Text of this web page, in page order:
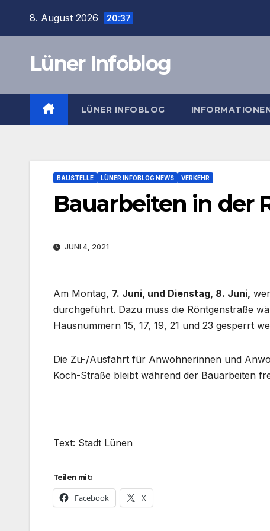
8. August 2026 20:37
Lüner Infoblog
LÜNER INFOBLOG
BAUSTELLE LÜNER INFOBLOG NEWS VERKEHR
Bauarbeiten in der
JUNI 4, 2021
Am Montag, 7. Juni, und Dienstag, 8. Juni,
durchgeführt. Dazu muss die Röntgenstraße
Hausnummern 15, 17, 19, 21 und 23 gesperrt
Die Zu-/Ausfahrt für Anwohnerinnen und
Koch-Straße bleibt während der Bauarbeiten
Text: Stadt Lünen
Teilen mit:
Facebook X